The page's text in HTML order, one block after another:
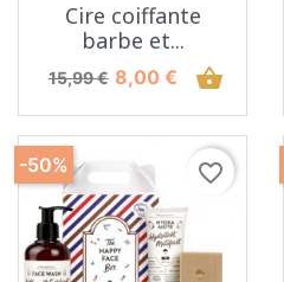
Cire coiffante
barbe et...
Prix de base
15,99 € Prix
8,00 € shopping_basket
favorite_border
-50%